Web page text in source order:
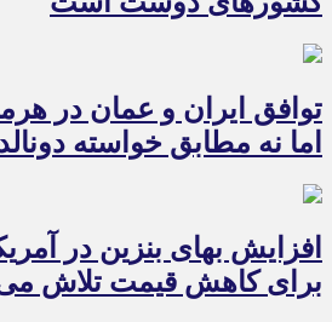
توافق ایران و عمان در
اما نه مطابق خواسته
افزایش بهای بنزین در
برای کاهش قیمت تلاش